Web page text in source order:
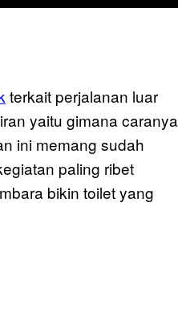
terkait perjalanan luar
yaitu gimana caranya
ini memang sudah
paling ribet
bikin toilet yang